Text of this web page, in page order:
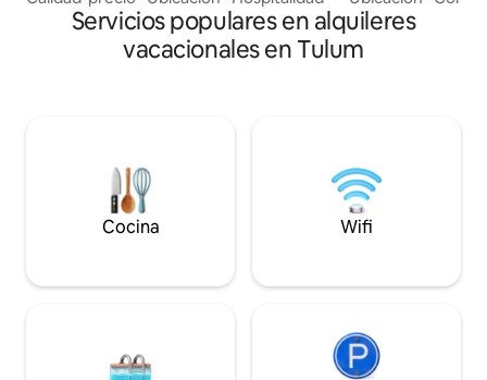
Tulum. Este plano de planta de concepto
abierto cuenta con ventanas de vidrio
panorámicas con vistas a la piscina de
escapada épica. ¡Recorridos en cenote,
chefs, yates, servicio de comestibles y
mucho más!
Expansive
surrounded by
shared areas
Servicios populares en alquileres
vacacionales en Tulum
Cocina Wifi